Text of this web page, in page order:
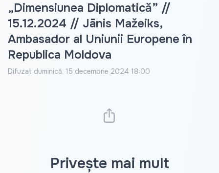
„Dimensiunea Diplomatică” //
15.12.2024 // Jānis Mažeiks,
Ambasador al Uniunii Europene în
Republica Moldova
Difuzat duminică, 15 decembrie 2024 18:00
Privește mai mult